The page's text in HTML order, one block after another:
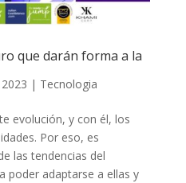
que darán forma a la
| Tecnologia
evolución, y con él, los
Por eso, es
las tendencias del
poder adaptarse a ellas y